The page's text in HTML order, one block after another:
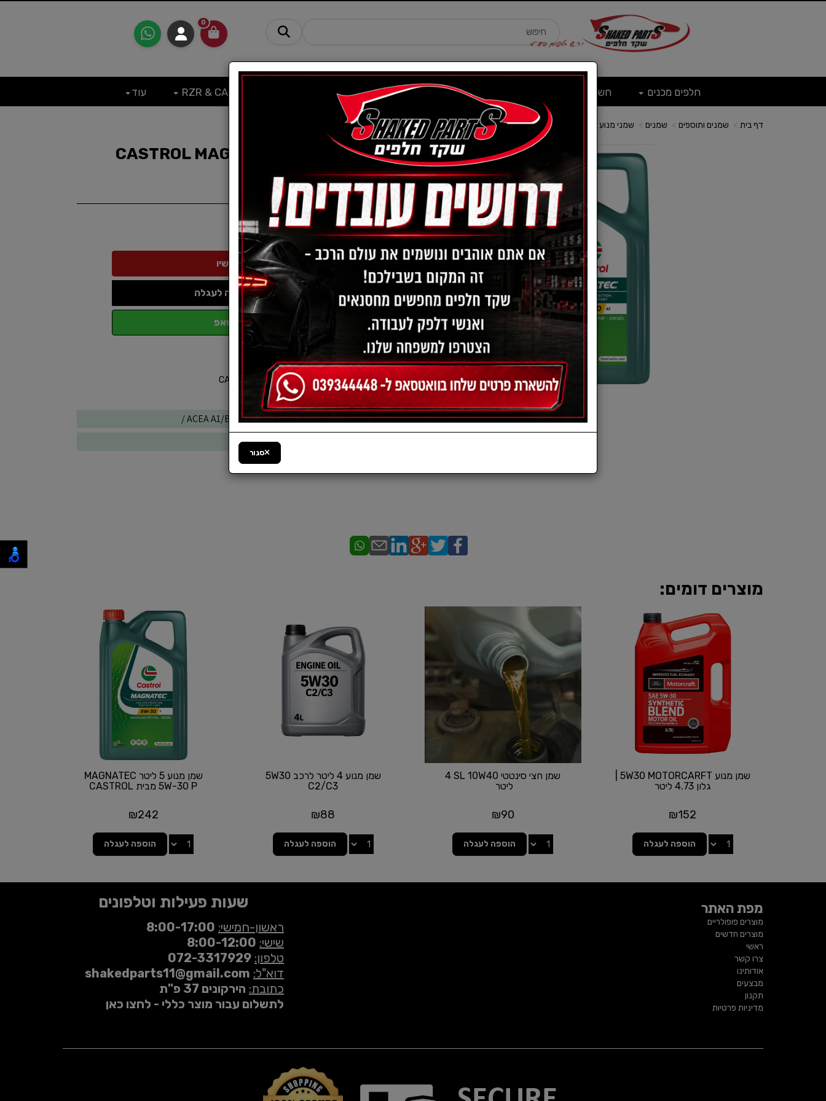
0
חלפים מכנים חשמל ציוד, אביזרים ומוצרים לרכב עוד
דף בית שמנים ותוספים שמנים שמני מנוע לרכב
שמן מנוע 5 ליטר CASTROL MAGNATEC
5W30 A5
ישנם 5 מוצרים זמינים במלאי.
מק"ט :1DGWG8LMNT
₪210
הוספה לעגלה
ווטסאפ
תיאור:
שמן מנוע 5 ליטר CASTROL MAGNATEC 5W30 A5
במיוחד מתאים לרכבים עם STOP-START
ACEA A1/B1, A5/B5 API SN/CF ILSAC GF4 Meets Ford /
WSS-M2C913-C/ WSS-M2C913-D
מוצרים דומים:
גלון 4.73 ליטר
₪152
הוספה לעגלה
שמן חצי סינטטי SL 10W40 ‏4
ליטר ‏
₪90
הוספה לעגלה
שמן מנוע 4 ליטר לרכב 5W30
C2/C3
₪88
הוספה לעגלה
שמן מנוע 5 ליטר MAGNATEC
5W-30 P מבית CASTROL
₪242
הוספה לעגלה
מפת האתר
מוצרים פופולריים
מוצרים חדשים
ראשי
צרו קשר
אודותינו
מבצעים
תקנון
מדיניות פרטיות
שעות פעילות וטלפונים
ראשון-חמישי: 8:00-17:00
שישי: 8:00-12:00
טלפון: 072-3317929
דוא"ל: shakedparts11@gmail.com
כתובת: הירקונים 37 פ"ת
לתשלום עבור מוצר כללי - לחצו כאן
סגור